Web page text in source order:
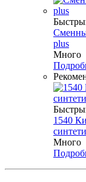
plus
Много
1540
Много